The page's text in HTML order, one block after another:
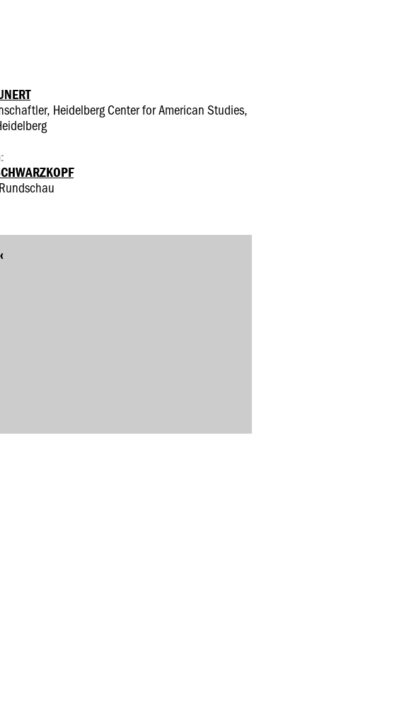
Heidelberg Center for American Studies,